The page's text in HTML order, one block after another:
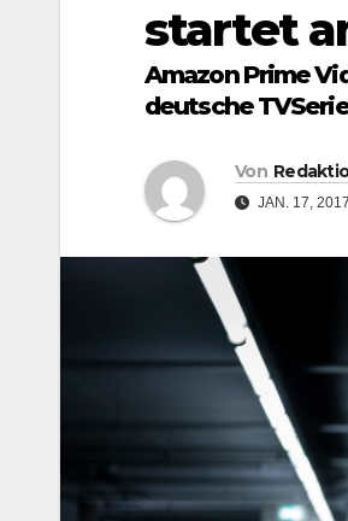
startet
Amazon Prime
deutsche TVSerie
Von
JAN. 17, 2017